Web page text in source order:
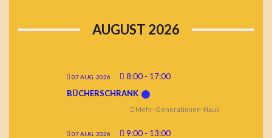
AUGUST 2026
07 AUG. 2026 8:00 - 17:00
BÜCHERSCHRANK
Mehr-Generationen-Haus
07 AUG. 2026 9:00 - 13:00